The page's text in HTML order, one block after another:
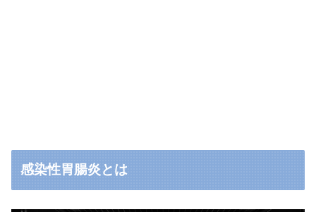
感染性胃腸炎とは